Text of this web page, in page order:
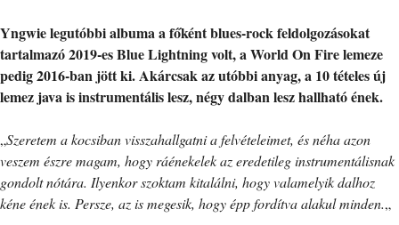
Yngwie legutóbbi albuma a főként blues-rock feldolgozásokat
tartalmazó 2019-es Blue Lightning volt, a World On Fire lemeze
pedig 2016-ban jött ki. Akárcsak az utóbbi anyag, a 10 tételes új
lemez java is instrumentális lesz, négy dalban lesz hallható ének.
„Szeretem a kocsiban visszahallgatni a felvételeimet, és néha azon
veszem észre magam, hogy ráénekelek az eredetileg instrumentálisnak
gondolt nótára. Ilyenkor szoktam kitalálni, hogy valamelyik dalhoz
kéne ének is. Persze, az is megesik, hogy épp fordítva alakul minden.„